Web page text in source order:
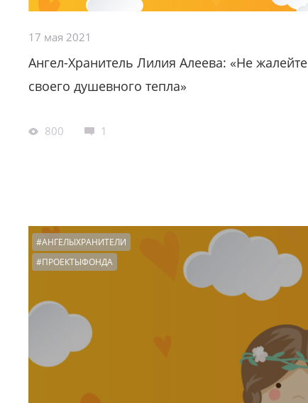
17 мая 2021
Ангел-Хранитель Лилия Алеева: «Не жалейте
своего душевного тепла»
800 1
#АНГЕЛЫХРАНИТЕЛИ
#ПРОЕКТЫФОНДА